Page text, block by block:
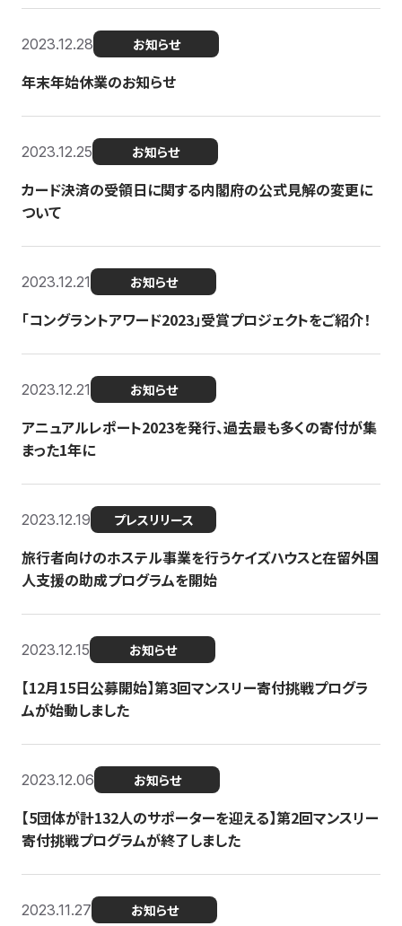
2023.12.28 お知らせ
年末年始休業のお知らせ
2023.12.25 お知らせ
カード決済の受領日に関する内閣府の公式見解の変更に
ついて
2023.12.21 お知らせ
「コングラントアワード2023」受賞プロジェクトをご紹介！
2023.12.21 お知らせ
アニュアルレポート2023を発行、過去最も多くの寄付が集
まった1年に
2023.12.19 プレスリリース
旅行者向けのホステル事業を行うケイズハウスと在留外国
人支援の助成プログラムを開始
2023.12.15 お知らせ
【12月15日公募開始】第3回マンスリー寄付挑戦プログラ
ムが始動しました
2023.12.06 お知らせ
【5団体が計132人のサポーターを迎える】第2回マンスリー
寄付挑戦プログラムが終了しました
2023.11.27 お知らせ